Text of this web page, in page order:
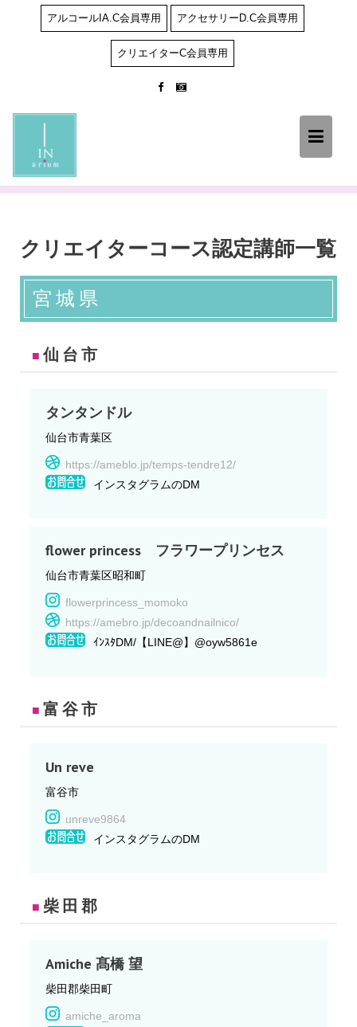
アルコールIA.C会員専用 アクセサリーD.C会員専用
クリエイターC会員専用
クリエイターコース認定講師一覧
宮城県
■ 仙台市
タンタンドル
仙台市青葉区
https://ameblo.jp/temps-tendre12/
インスタグラムのDM
flower princess フラワープリンセス
仙台市青葉区昭和町
flowerprincess_momoko
https://amebro.jp/decoandnailnico/
ｲﾝｽﾀDM/【LINE@】@oyw5861e
■ 富谷市
Un reve
富谷市
unreve9864
インスタグラムのDM
■ 柴田郡
Amiche 髙橋 望
柴田郡柴田町
amiche_aroma